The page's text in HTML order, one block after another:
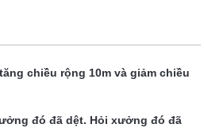
chiều rộng 10m và giảm chiều
đó đã dệt. Hỏi xưởng đó đã